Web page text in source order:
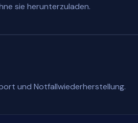
sie herunterzuladen.
und Notfallwiederherstellung.